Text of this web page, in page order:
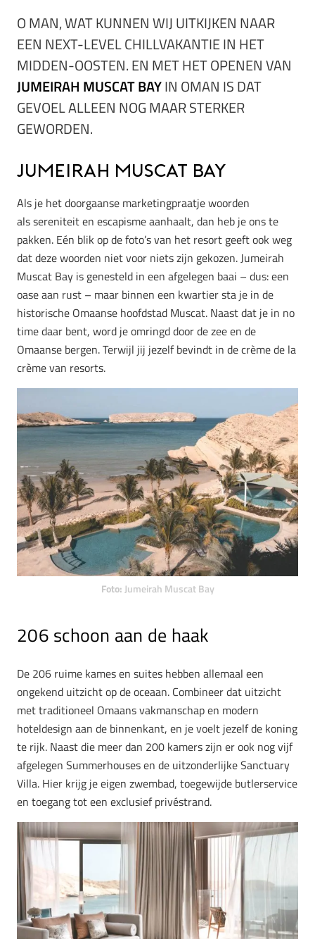
O MAN, WAT KUNNEN WIJ UITKIJKEN NAAR
EEN NEXT-LEVEL CHILLVAKANTIE IN HET
MIDDEN-OOSTEN. EN MET HET OPENEN VAN
JUMEIRAH MUSCAT BAYIN OMAN IS DAT
GEVOEL ALLEEN NOG MAAR STERKER
GEWORDEN.
Jumeirah Muscat Bay
Als je het doorgaanse marketingpraatje woorden
als sereniteit en escapisme aanhaalt, dan heb je ons te
pakken. Eén blik op de foto’s van het resort geeft ook weg
dat deze woorden niet voor niets zijn gekozen. Jumeirah
Muscat Bay is genesteld in een afgelegen baai – dus: een
oase aan rust – maar binnen een kwartier sta je in de
historische Omaanse hoofdstad Muscat. Naast dat je in no
time daar bent, word je omringd door de zee en de
Omaanse bergen. Terwijl jij jezelf bevindt in de crème de la
crème van resorts.
Foto: Jumeirah Muscat Bay
206 schoon aan de haak
De 206 ruime kames en suites hebben allemaal een
ongekend uitzicht op de oceaan. Combineer dat uitzicht
met traditioneel Omaans vakmanschap en modern
hoteldesign aan de binnenkant, en je voelt jezelf de koning
te rijk. Naast die meer dan 200 kamers zijn er ook nog vijf
afgelegen Summerhouses en de uitzonderlijke Sanctuary
Villa. Hier krijg je eigen zwembad, toegewijde butlerservice
en toegang tot een exclusief privéstrand.